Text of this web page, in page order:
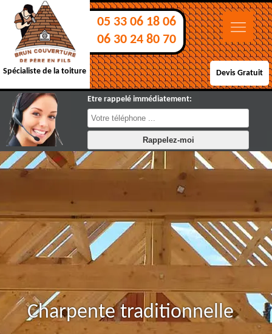
Spécialiste de la toiture
05 33 06 18 06
06 30 24 80 70
Devis Gratuit
Etre rappelé immédiatement:
Charpente traditionnelle